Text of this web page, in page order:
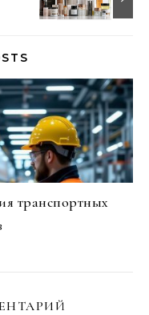
транспортных